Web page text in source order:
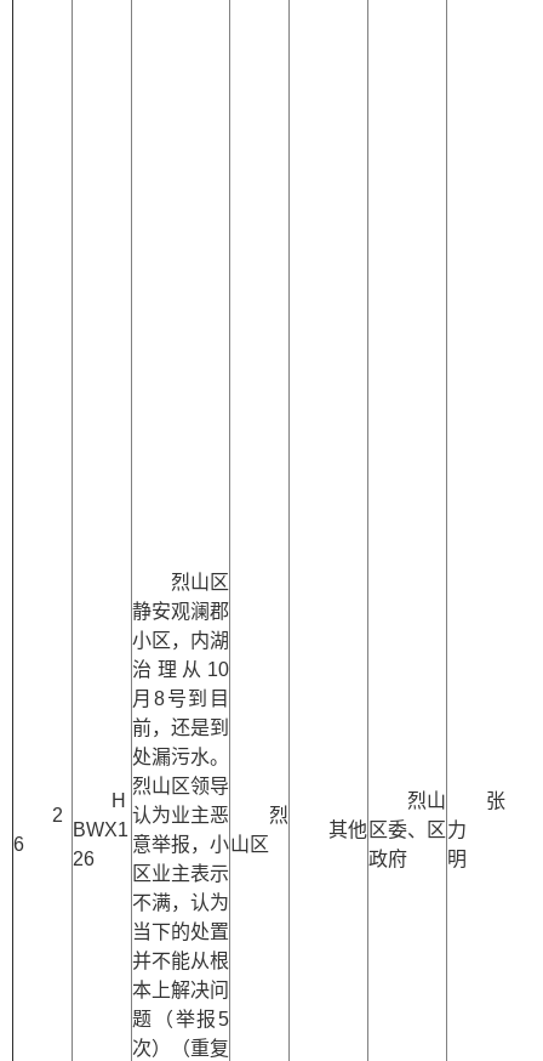
2
6
H
BWX1
26
烈山区
静安观澜郡
小区，内湖
治理从10
月8号到目
前，还是到
处漏污水。
烈山区领导
认为业主恶
意举报，小
区业主表示
不满，认为
当下的处置
并不能从根
本上解决问
题（举报5
次）（重复
烈
山区
其他
烈山
区委、区
政府
张
明